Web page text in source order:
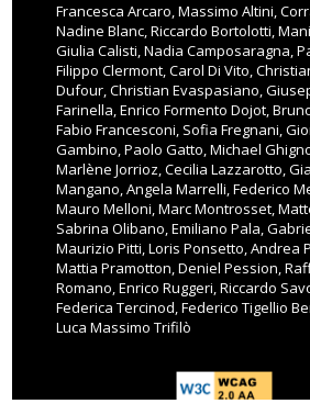
Francesca Arcaro, Massimo Altini,
Nadine Blanc, Riccardo Bortolotti,
Giulia Calisti, Nadia Camposaragna,
Filippo Clermont, Carol Di Vito,
Dufour, Christian Evaspasiano,
Farinella, Enrico Formento Dojot,
Fabio Francesconi, Sofia Fregnani,
Gambino, Paolo Gatto, Michael
Marlène Jorrioz, Cecilia Lazzarotto,
Mangano, Angela Marrelli, Federico
Mauro Melloni, Marc Montrosset,
Sabrina Olibano, Emiliano Pala,
Maurizio Pitti, Loris Ponsetto, Andrea
Mattia Pramotton, Deniel Pession,
Romano, Enrico Ruggeri, Riccardo
Federica Tercinod, Federico Tigellio
Luca Massimo Trifilò